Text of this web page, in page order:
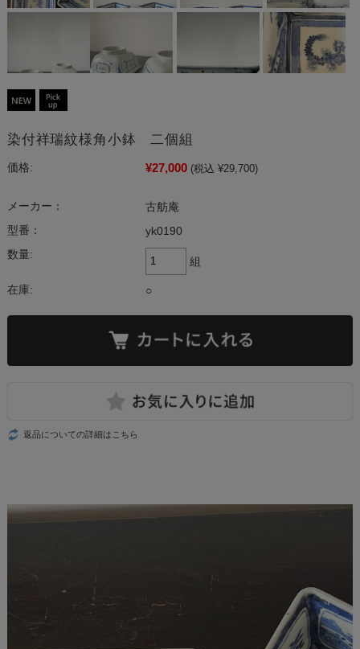
染付祥瑞紋様角小鉢 二個組
価格: ¥27,000 (税込 ¥29,700)
メーカー：
古舫庵
型番：
yk0190
数量:
組
在庫: ○
返品についての詳細はこちら